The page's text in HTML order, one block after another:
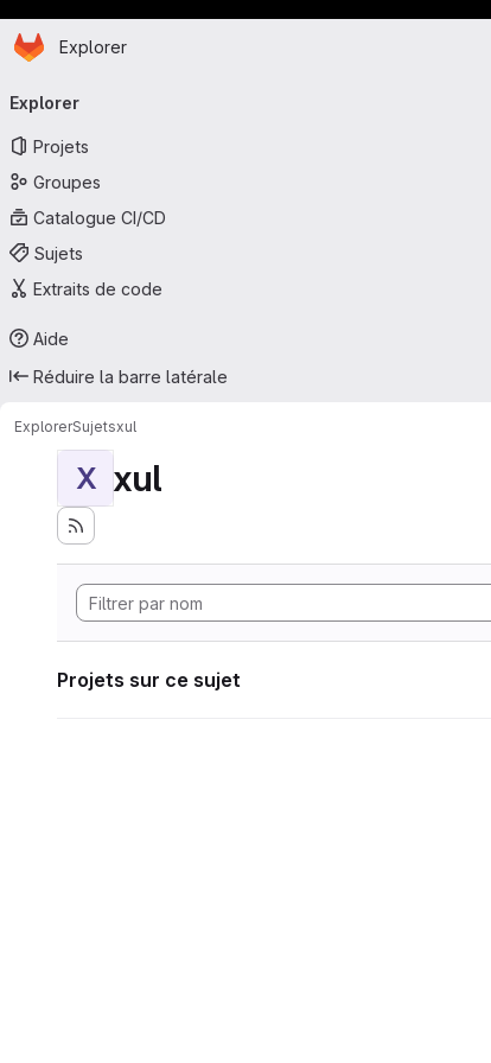
Passer au contenu principal
Page d'accueil
Explorer
principale
Explorer
Projets
Groupes
Catalogue CI/CD
Sujets
Extraits de code
Aide
Réduire la barre latérale
ExplorerSujetsxul
X xul
Projets sur ce sujet